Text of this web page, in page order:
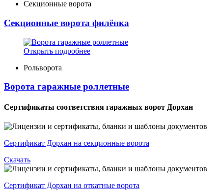
Секционные ворота
Секционные ворота филёнка
Открыть подробнее
Рольворота
Ворота гаражные роллетные
Сертификаты соответствия гаражных ворот Дорхан
Сертификат Дорхан на секционные ворота
Скачать
Сертификат Дорхан на откатные ворота